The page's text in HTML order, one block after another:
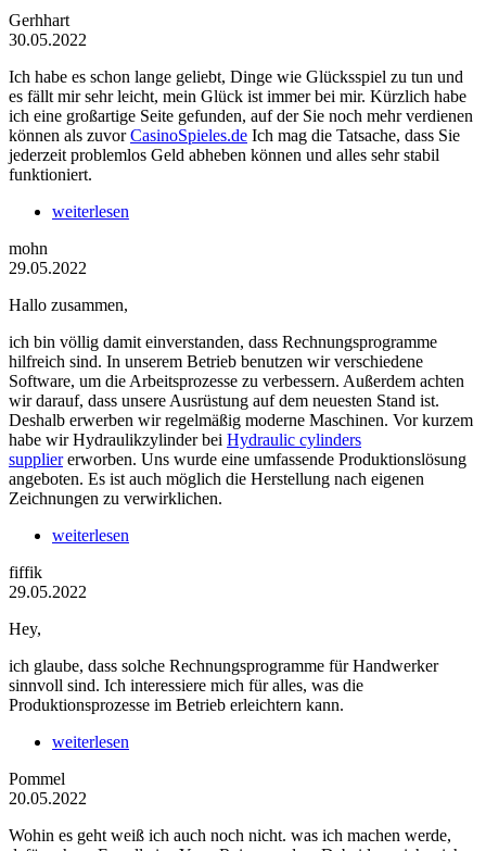
Gerhhart
30.05.2022
Ich habe es schon lange geliebt, Dinge wie Glücksspiel zu tun und
es fällt mir sehr leicht, mein Glück ist immer bei mir. Kürzlich habe
ich eine großartige Seite gefunden, auf der Sie noch mehr verdienen
können als zuvorCasinoSpieles.de Ich mag die Tatsache, dass Sie
jederzeit problemlos Geld abheben können und alles sehr stabil
funktioniert.
weiterlesen
mohn
29.05.2022
Hallo zusammen,
ich bin völlig damit einverstanden, dass Rechnungsprogramme
hilfreich sind. In unserem Betrieb benutzen wir verschiedene
Software, um die Arbeitsprozesse zu verbessern. Außerdem achten
wir darauf, dass unsere Ausrüstung auf dem neuesten Stand ist.
Deshalb erwerben wir regelmäßig moderne Maschinen. Vor kurzem
habe wir Hydraulikzylinder bei Hydraulic cylinders
suppliererworben. Uns wurde eine umfassende Produktionslösung
angeboten. Es ist auch möglich die Herstellung nach eigenen
Zeichnungen zu verwirklichen.
weiterlesen
fiffik
29.05.2022
Hey,
ich glaube, dass solche Rechnungsprogramme für Handwerker
sinnvoll sind. Ich interessiere mich für alles, was die
Produktionsprozesse im Betrieb erleichtern kann.
weiterlesen
Pommel
20.05.2022
Wohin es geht weiß ich auch noch nicht. was ich machen werde,